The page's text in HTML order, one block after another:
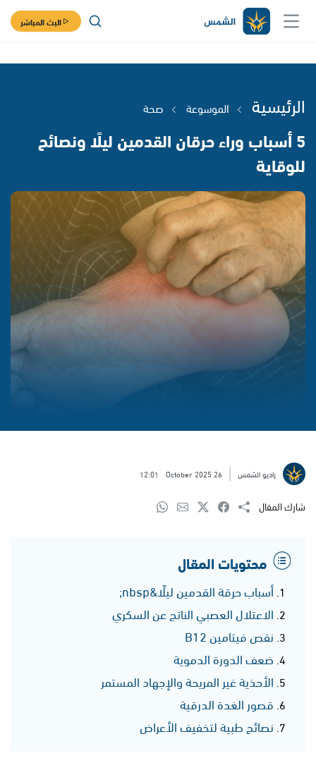
البث المباشر
الرئيسية الموسوعة صحة
5 أسباب وراء حرقان القدمين ليلًا ونصائح
للوقاية
راديو الشمس 26 October 2025
12:01
شارك المقال
محتويات المقال
أسباب حرقة القدمين ليلًا&nbsp;
الاعتلال العصبي الناتج عن السكري
نقص فيتامين B12
ضعف الدورة الدموية
الأحذية غير المريحة والإجهاد المستمر
قصور الغدة الدرقية
نصائح طبية لتخفيف الأعراض